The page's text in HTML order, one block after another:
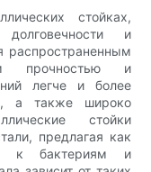
стойках,
и
распространенным
прочностью и
легче и более
а также широко
стойки
предлагая как
к бактериям и